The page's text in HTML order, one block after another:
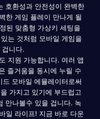
호환성과 안전성이 완벽한
한 게임 플레이 만나게 될
된 맞춤형 가상키 세팅을
는 것처럼 모바일 게임을
겁니다.
지원 가능합니다. 여러 앱
즐거움을 동시에 누릴 수
모바일 에뮬레이터로써
가지고 있기에 부드럽고
만나볼수 있을 겁니다. 녹
일 라이프! 지금 바로 다운